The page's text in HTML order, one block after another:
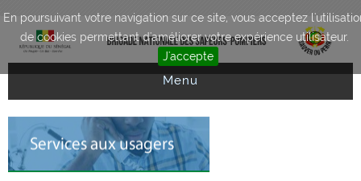
En poursuivant votre navigation sur ce site, vous acceptez
de cookies permettant d'améliorer votre expérience utilisateur.
J'accepte
Menu